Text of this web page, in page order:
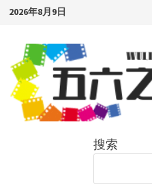
Skip
content
2026年8月9日
搜索